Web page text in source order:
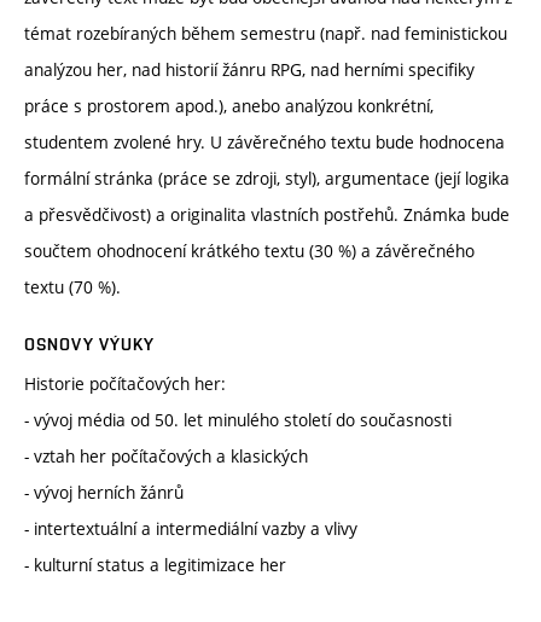
témat rozebíraných během semestru (např. nad feministickou
analýzou her, nad historií žánru RPG, nad herními specifiky
práce s prostorem apod.), anebo analýzou konkrétní,
studentem zvolené hry. U závěrečného textu bude hodnocena
formální stránka (práce se zdroji, styl), argumentace (její logika
a přesvědčivost) a originalita vlastních postřehů. Známka bude
součtem ohodnocení krátkého textu (30 %) a závěrečného
textu (70 %).
OSNOVY VÝUKY
Historie počítačových her:
- vývoj média od 50. let minulého století do současnosti
- vztah her počítačových a klasických
- vývoj herních žánrů
- intertextuální a intermediální vazby a vlivy
- kulturní status a legitimizace her